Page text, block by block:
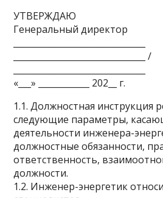
УТВЕРЖДАЮ
Генеральный директор
_______________________________ /
«___» ____________ 202__ г.
1.1. Должностная инструкция
следующие параметры,
деятельности инженера-
должностные обязанности,
ответственность,
должности.
1.2. Инженер-энергетик